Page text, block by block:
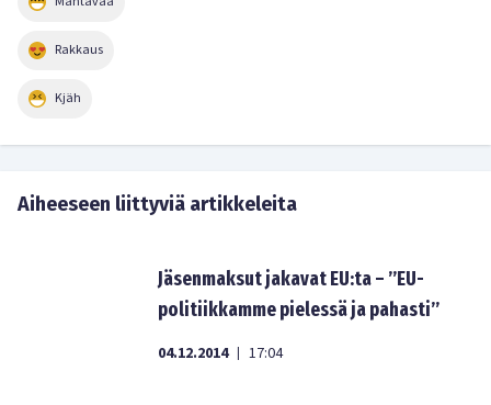
Rakkaus
Kjäh
Aiheeseen liittyviä artikkeleita
Jäsenmaksut jakavat EU:ta – ”EU-
politiikkamme pielessä ja pahasti”
04.12.2014 | 17:04